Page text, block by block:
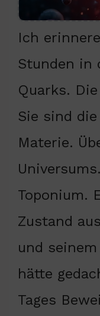
Ich
Stunden in
Quarks.
Sie sind
Materie.
Toponium.
Zustand
und
hätte
Tages